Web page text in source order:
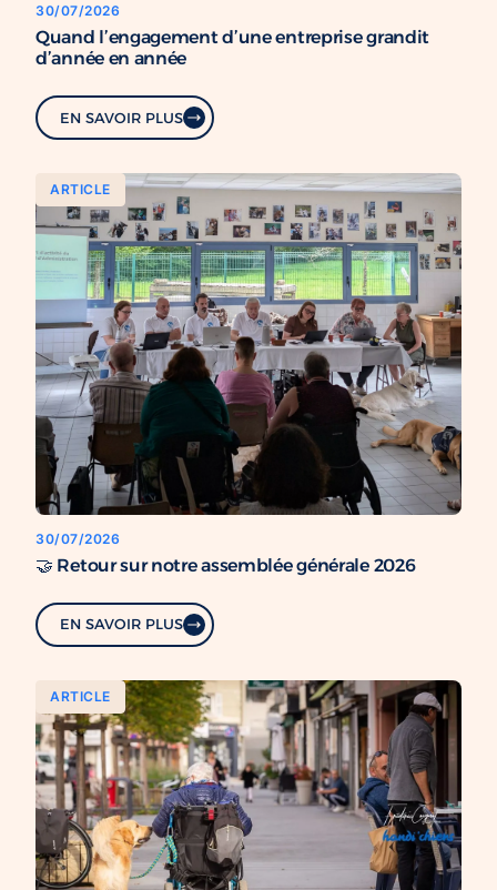
30/07/2026
Quand l’engagement d’une entreprise grandit
d’année en année
EN SAVOIR PLUS
ARTICLE
30/07/2026
🤝 Retour sur notre assemblée générale 2026
EN SAVOIR PLUS
ARTICLE